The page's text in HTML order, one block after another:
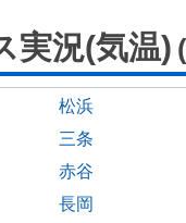
実況(気温)
松浜
三条
赤谷
長岡